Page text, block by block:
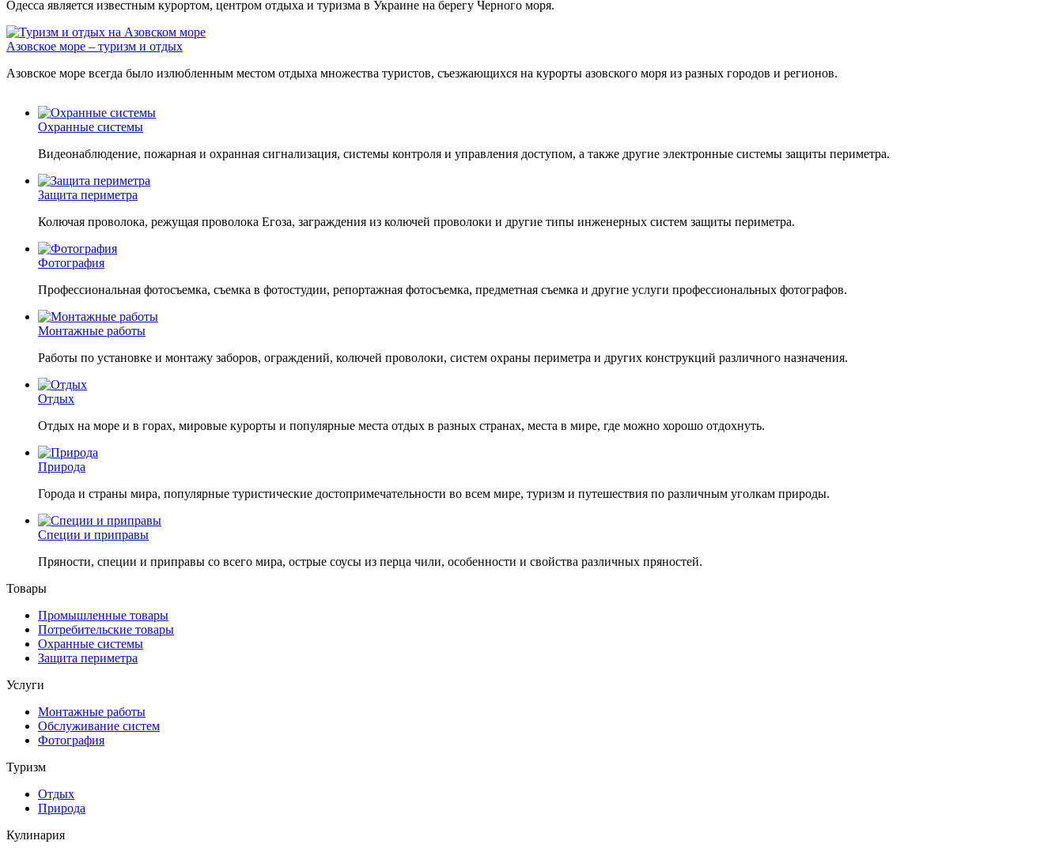
Одесса является известным курортом, центром отдыха и туризма в Украине на берегу Черного моря.
Азовское море – туризм и отдых
Азовское море всегда было излюбленным местом отдыха множества туристов, съезжающихся на курорты азовского моря из разных городов и регионов.
Охранные системы
Видеонаблюдение, пожарная и охранная сигнализация, системы контроля и управления доступом, а также другие электронные системы защиты периметра.
Защита периметра
Колючая проволока, режущая проволока Егоза, заграждения из колючей проволоки и другие типы инженерных систем защиты периметра.
Фотография
Профессиональная фотосъемка, съемка в фотостудии, репортажная фотосъемка, предметная съемка и другие услуги профессиональных фотографов.
Монтажные работы
Работы по установке и монтажу заборов, ограждений, колючей проволоки, систем охраны периметра и других конструкций различного назначения.
Отдых
Отдых на море и в горах, мировые курорты и популярные места отдых в разных странах, места в мире, где можно хорошо отдохнуть.
Природа
Города и страны мира, популярные туристические достопримечательности во всем мире, туризм и путешествия по различным уголкам природы.
Специи и приправы
Пряности, специи и приправы со всего мира, острые соусы из перца чили, особенности и свойства различных пряностей.
Товары
Промышленные товары
Потребительские товары
Охранные системы
Защита периметра
Услуги
Монтажные работы
Обслуживание систем
Фотография
Туризм
Отдых
Природа
Кулинария